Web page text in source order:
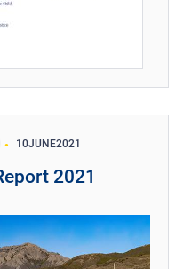
10JUNE2021
2021